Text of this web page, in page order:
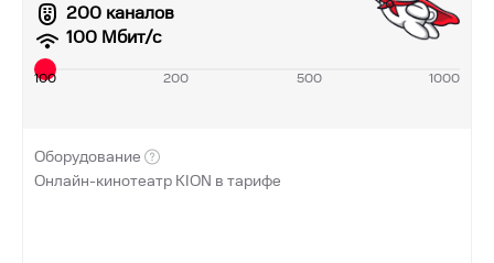
200 каналов
100 Мбит/с
100 200 500 1000
Оборудование
Онлайн-кинотеатр KION в тарифе